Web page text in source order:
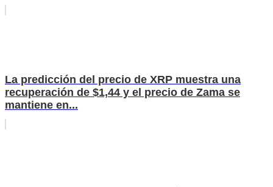
La predicción del precio de XRP muestra una
recuperación de $1,44 y el precio de Zama se
mantiene en...